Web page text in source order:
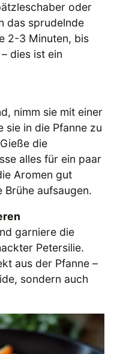
oder
das sprudelnde
2-3 Minuten, bis
dies ist ein
nimm sie mit einer
sie in die Pfanne zu
die
alles für ein paar
Aromen gut
aufsaugen.
garniere die
Petersilie.
aus der Pfanne –
sondern auch